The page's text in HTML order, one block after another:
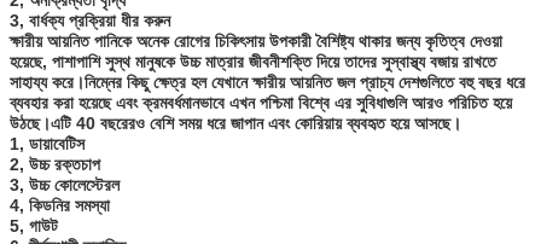
3, বার্ধক্য প্রক্রিয়া ধীর করুন
ক্ষারীয় আয়নিত পানিকে অনেক রোগের চিকিৎসায় উপকারী বৈশিষ্ট্য থাকার জন্য কৃতিত্ব দেওয়া
হয়েছে, পাশাপাশি সুস্থ মানুষকে উচ্চ মাত্রার জীবনীশক্তি দিয়ে তাদের সুস্বাস্থ্য বজায় রাখতে
সাহায্য করে।নিম্নের কিছু ক্ষেত্র হল যেখানে ক্ষারীয় আয়নিত জল প্রাচ্য দেশগুলিতে বহু বছর ধরে
ব্যবহার করা হয়েছে এবং ক্রমবর্ধমানভাবে এখন পশ্চিমা বিশ্বে এর সুবিধাগুলি আরও পরিচিত হয়ে
উঠছে।এটি 40 বছরেরও বেশি সময় ধরে জাপান এবং কোরিয়ায় ব্যবহৃত হয়ে আসছে।
1, ডায়াবেটিস
2, উচ্চ রক্তচাপ
3, উচ্চ কোলেস্টেরল
4, কিডনির সমস্যা
5, গাউট